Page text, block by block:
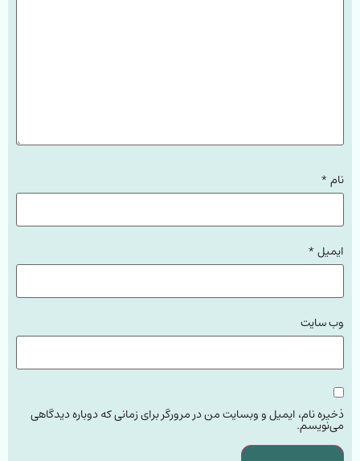
نام*
ایمیل*
وب‌ سایت
ذخیره نام، ایمیل و وبسایت من در مرورگر برای زمانی که دوباره دیدگاهی
می‌نویسم.